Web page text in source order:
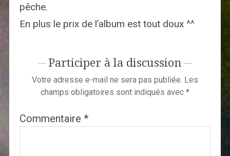
pêche.
En plus le prix de l’album est tout doux ^^
Participer à la discussion
Votre adresse e-mail ne sera pas publiée. Les
champs obligatoires sont indiqués avec *
Commentaire *